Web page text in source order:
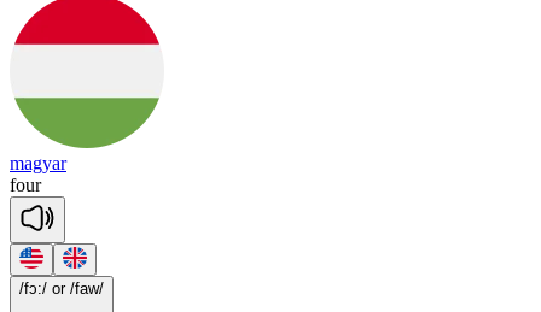
magyar
four
/fɔ:/ or /faw/